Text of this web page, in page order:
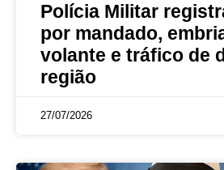
Polícia Militar
por mandado,
volante e tráfico de
região
27/07/2026